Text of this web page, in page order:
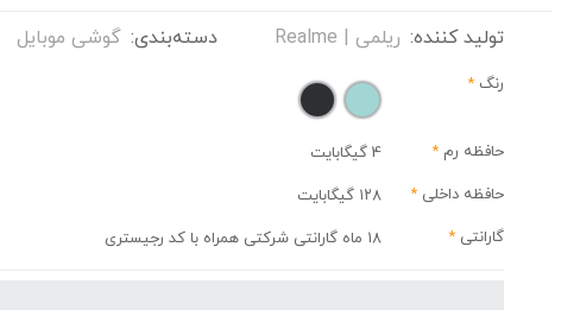
تولید کننده: ریلمی | Realme دسته‌بندی: گوشی موبایل
رنگ *
حافظه رم *
4 گیگابایت
حافظه داخلی *
۱۲۸ گیگابایت
گارانتی * 18 ماه گارانتی شرکتی همراه با کد رجیستری